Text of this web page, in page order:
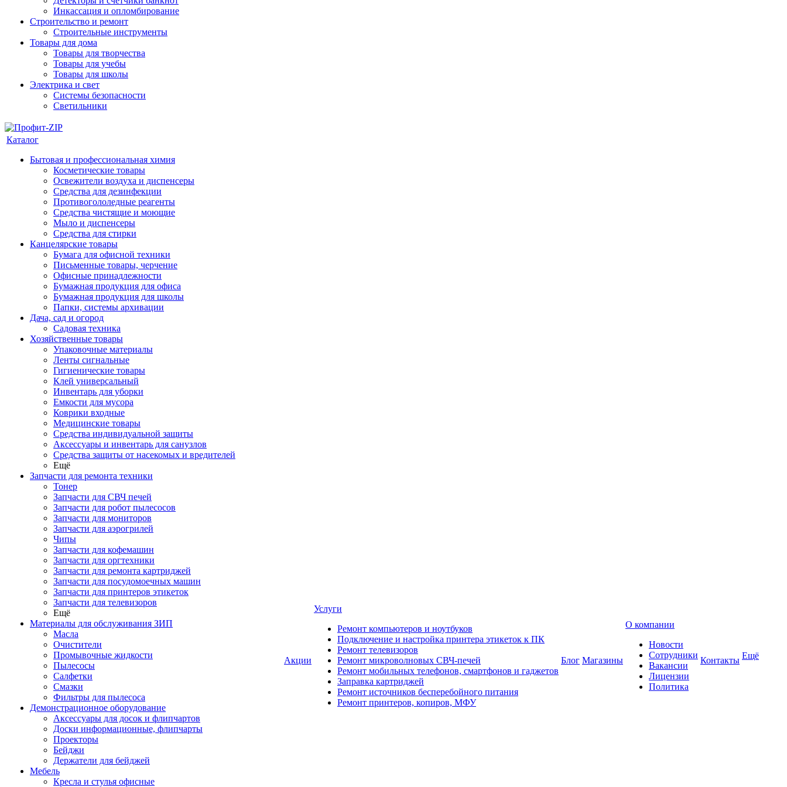
Инкассация и опломбирование
Строительство и ремонт
Строительные инструменты
Товары для дома
Товары для творчества
Товары для учебы
Товары для школы
Электрика и свет
Системы безопасности
Светильники
Каталог
Бытовая и профессиональная химия
Косметические товары
Освежители воздуха и диспенсеры
Средства для дезинфекции
Противогололедные реагенты
Средства чистящие и моющие
Мыло и диспенсеры
Средства для стирки
Канцелярские товары
Бумага для офисной техники
Письменные товары, черчение
Офисные принадлежности
Бумажная продукция для офиса
Бумажная продукция для школы
Папки, системы архивации
Дача, сад и огород
Садовая техника
Хозяйственные товары
Упаковочные материалы
Ленты сигнальные
Гигиенические товары
Клей универсальный
Инвентарь для уборки
Емкости для мусора
Коврики входные
Медицинские товары
Средства индивидуальной защиты
Аксессуары и инвентарь для санузлов
Средства защиты от насекомых и вредителей
Ещё
Запчасти для ремонта техники
Тонер
Запчасти для СВЧ печей
Запчасти для робот пылесосов
Запчасти для мониторов
Запчасти для аэрогрилей
Чипы
Запчасти для кофемашин
Запчасти для оргтехники
Запчасти для ремонта картриджей
Запчасти для посудомоечных машин
Запчасти для принтеров этикеток
Запчасти для телевизоров
Ещё
Материалы для обслуживания ЗИП
Масла
Очистители
Промывочные жидкости
Пылесосы
Салфетки
Смазки
Фильтры для пылесоса
Демонстрационное оборудование
Аксессуары для досок и флипчартов
Доски информационные, флипчарты
Проекторы
Бейджи
Держатели для бейджей
Мебель
Кресла и стулья офисные
Акции
Услуги
Ремонт компьютеров и ноутбуков
Подключение и настройка принтера этикеток к ПК
Ремонт телевизоров
Ремонт микроволновых СВЧ-печей
Ремонт мобильных телефонов, смартфонов и гаджетов
Заправка картриджей
Ремонт источников бесперебойного питания
Ремонт принтеров, копиров, МФУ
Блог Магазины
О компании
Новости
Сотрудники
Вакансии
Лицензии
Политика
Контакты Ещё